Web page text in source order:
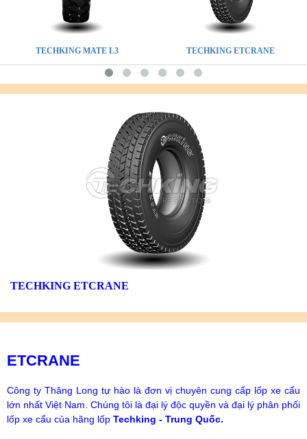
TECHKING MATE L3 TECHKING ETCRANE
TECHKING ETCRANE
ETCRANE
Công ty Thăng Long tự hào là đơn vị chuyên cung cấp lốp xe cẩu
lớn nhất Việt Nam. Chúng tôi là đại lý độc quyền và đại lý phân phối
lốp xe cẩu của hãng lốp Techking - Trung Quốc.